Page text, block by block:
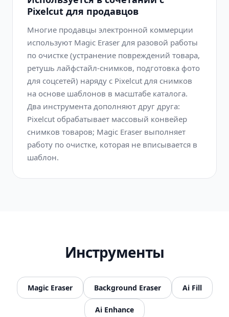
Pixelcut для продавцов
Многие продавцы электронной коммерции
используют Magic Eraser для разовой работы
по очистке (устранение повреждений товара,
ретушь лайфстайл-снимков, подготовка фото
для соцсетей) наряду с Pixelcut для снимков
на основе шаблонов в масштабе каталога.
Два инструмента дополняют друг друга:
Pixelcut обрабатывает массовый конвейер
снимков товаров; Magic Eraser выполняет
работу по очистке, которая не вписывается в
шаблон.
Инструменты
Magic Eraser Background Eraser Ai Fill
Ai Enhance